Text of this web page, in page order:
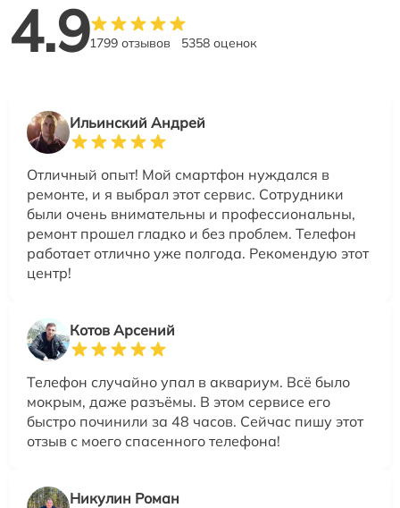
4.91799 отзывов 5358 оценок
Ильинский Андрей
Отличный опыт! Мой смартфон нуждался в
ремонте, и я выбрал этот сервис. Сотрудники
были очень внимательны и профессиональны,
ремонт прошел гладко и без проблем. Телефон
работает отлично уже полгода. Рекомендую этот
центр!
Котов Арсений
Телефон случайно упал в аквариум. Всё было
мокрым, даже разъёмы. В этом сервисе его
быстро починили за 48 часов. Сейчас пишу этот
отзыв с моего спасенного телефона!
Никулин Роман